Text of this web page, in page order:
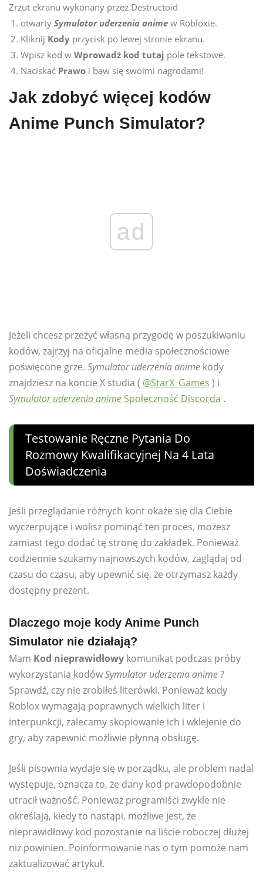
Zrzut ekranu wykonany przez Destructoid
otwarty Symulator uderzenia anime w Robloxie.
Kliknij Kody przycisk po lewej stronie ekranu.
Wpisz kod w Wprowadź kod tutaj pole tekstowe.
Naciskać Prawo i baw się swoimi nagrodami!
Jak zdobyć więcej kodów
Anime Punch Simulator?
ad
Jeżeli chcesz przeżyć własną przygodę w poszukiwaniu
kodów, zajrzyj na oficjalne media społecznościowe
poświęcone grze. Symulator uderzenia anime kody
znajdziesz na koncie X studia ( @StarX_Games ) i
Symulator uderzenia anime Społeczność Discorda .
Testowanie Ręczne Pytania Do
Rozmowy Kwalifikacyjnej Na 4 Lata
Doświadczenia
Jeśli przeglądanie różnych kont okaże się dla Ciebie
wyczerpujące i wolisz pominąć ten proces, możesz
zamiast tego dodać tę stronę do zakładek. Ponieważ
codziennie szukamy najnowszych kodów, zaglądaj od
czasu do czasu, aby upewnić się, że otrzymasz każdy
dostępny prezent.
Dlaczego moje kody Anime Punch
Simulator nie działają?
Mam Kod nieprawidłowy komunikat podczas próby
wykorzystania kodówSymulator uderzenia anime?
Sprawdź, czy nie zrobiłeś literówki. Ponieważ kody
Roblox wymagają poprawnych wielkich liter i
interpunkcji, zalecamy skopiowanie ich i wklejenie do
gry, aby zapewnić możliwie płynną obsługę.
Jeśli pisownia wydaje się w porządku, ale problem nadal
występuje, oznacza to, że dany kod prawdopodobnie
utracił ważność. Ponieważ programiści zwykle nie
określają, kiedy to nastąpi, możliwe jest, że
nieprawidłowy kod pozostanie na liście roboczej dłużej
niż powinien. Poinformowanie nas o tym pomoże nam
zaktualizować artykuł.